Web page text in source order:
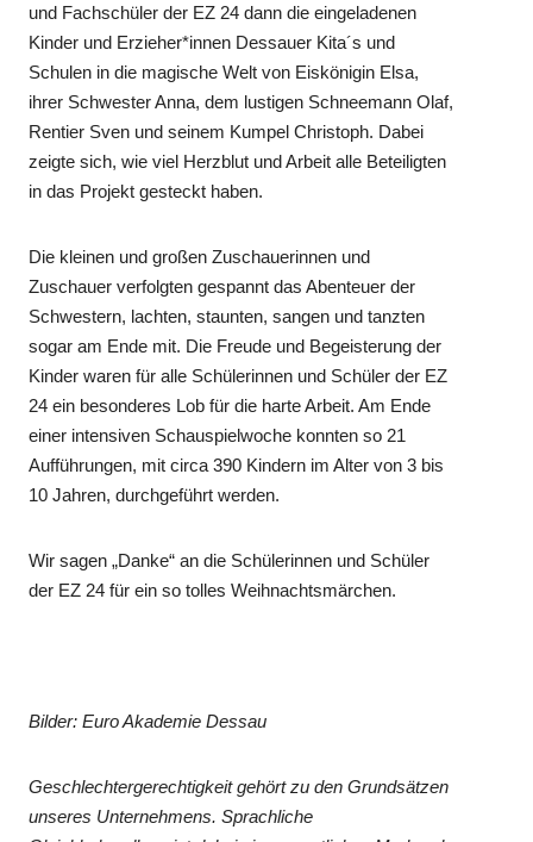
und Fachschüler der EZ 24 dann die eingeladenen
Kinder und Erzieher*innen Dessauer Kita´s und
Schulen in die magische Welt von Eiskönigin Elsa,
ihrer Schwester Anna, dem lustigen Schneemann Olaf,
Rentier Sven und seinem Kumpel Christoph. Dabei
zeigte sich, wie viel Herzblut und Arbeit alle Beteiligten
in das Projekt gesteckt haben.
Die kleinen und großen Zuschauerinnen und
Zuschauer verfolgten gespannt das Abenteuer der
Schwestern, lachten, staunten, sangen und tanzten
sogar am Ende mit. Die Freude und Begeisterung der
Kinder waren für alle Schülerinnen und Schüler der EZ
24 ein besonderes Lob für die harte Arbeit. Am Ende
einer intensiven Schauspielwoche konnten so 21
Aufführungen, mit circa 390 Kindern im Alter von 3 bis
10 Jahren, durchgeführt werden.
Wir sagen „Danke“ an die Schülerinnen und Schüler
der EZ 24 für ein so tolles Weihnachtsmärchen.
Bilder: Euro Akademie Dessau
Geschlechtergerechtigkeit gehört zu den Grundsätzen
unseres Unternehmens. Sprachliche